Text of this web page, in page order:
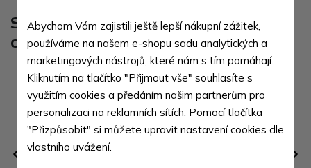
Světle fialová dámská dvouzipová
crossbody kabelka Winfred
Abychom Vám zajistili ještě lepší nákupní zážitek,
používáme na našem e-shopu sadu analytických a
marketingových nástrojů, které nám s tím pomáhají.
Kliknutím na tlačítko "Přijmout vše" souhlasíte s
využitím cookies a předáním našim partnerům pro
personalizaci na reklamních sítích. Pomocí tlačítka
"Přizpůsobit" si můžete upravit nastavení cookies dle
vlastního uvážení.